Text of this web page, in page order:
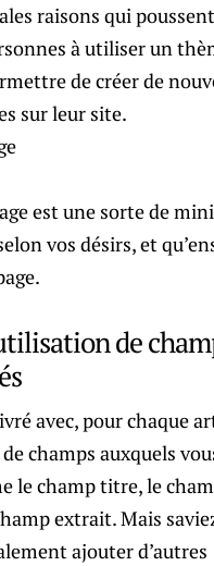
raisons qui
à utiliser un
de créer de
sur leur site.
est une sorte de
vos désirs, et
de
avec, pour chaque
champs auxquels
le champ titre, le
extrait. Mais
ajouter d’autres